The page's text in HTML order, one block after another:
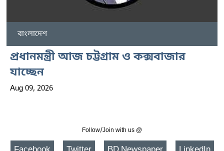
বাংলাদেশ
প্রধানমন্ত্রী আজ চট্টগ্রাম ও কক্সবাজার
যাচ্ছেন
Aug 09, 2026
Follow/Join with us @